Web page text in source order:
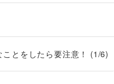
とをしたら要注意！ (1/6)